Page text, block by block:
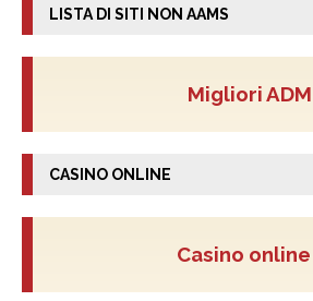
LISTA DI SITI NON AAMS
Migliori ADM
CASINO ONLINE
Casino online